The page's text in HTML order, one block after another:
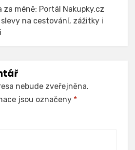
méně: Portál Nakupky.cz
na cestování, zážitky i
nebude zveřejněna.
jsou označeny *